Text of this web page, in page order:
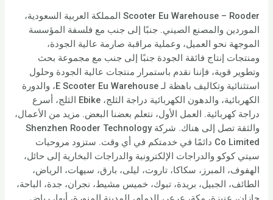
Scooter Eu Warehouse – Rooder المملكة العربية السعودية،
الموردين والمصنع الصيني. جنبًا إلى جنب مع فلسفة المؤسسة
الموجهة نحو العميل، وعملية مراقبة صارمة عالية الجودة،
ومنتجات إنتاج فائقة الجودة جنبًا إلى جنب مع مجموعة بحث
وتطوير قوية، فإننا نقدم باستمرار منتجات عالية الجودة وحلول
استثنائية وتكاليف باهظة لـ E Scooter Eu Warehouse، والدورة
الكهربائية، والدهون الكهربائية دراجة الثلج، Ebike الثلج، أسرع
دراجة كهربائية. العمل الأول، نتعلم بعضنا البعض. مزيد من الأعمال،
والثقة تصل إلى هناك. شركة Shenzhen Rooder Technology
Co Limited دائمًا في خدمتكم في أي وقت. ستزود مروحيات
سيتي كوكو والدراجات الإلكترونية والدراجات البخارية إلى حائل،
الهفوف، المبرز، سكاكا، تاروت، ليلى، بارق، سيهات، الرياض،
الطائف، الجبيل، بريدة، تبوك، خميس مشيط، نجران، جدة، الباحة،